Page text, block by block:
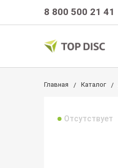
8 800 500 21 41
Главная Каталог
Отсутствует